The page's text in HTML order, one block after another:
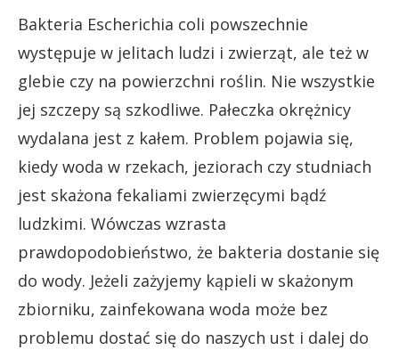
Bakteria Escherichia coli powszechnie
występuje w jelitach ludzi i zwierząt, ale też w
glebie czy na powierzchni roślin. Nie wszystkie
jej szczepy są szkodliwe. Pałeczka okrężnicy
wydalana jest z kałem. Problem pojawia się,
kiedy woda w rzekach, jeziorach czy studniach
jest skażona fekaliami zwierzęcymi bądź
ludzkimi. Wówczas wzrasta
prawdopodobieństwo, że bakteria dostanie się
do wody. Jeżeli zażyjemy kąpieli w skażonym
zbiorniku, zainfekowana woda może bez
problemu dostać się do naszych ust i dalej do